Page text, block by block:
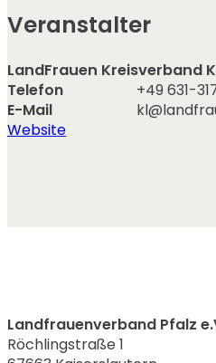
Veranstalter
LandFrauen Kreisverband
Telefon
+49 631-
E-Mail
Website
Landfrauenverband Pfalz
Röchlingstraße 1